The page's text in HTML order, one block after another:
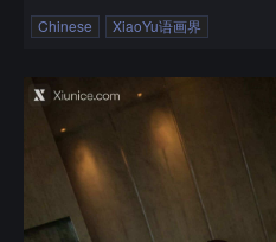
Chinese
XiaoYu语画界